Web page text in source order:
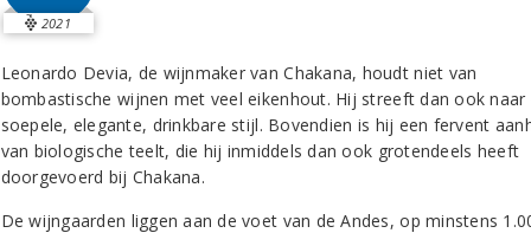
2021
Leonardo Devia, de wijnmaker van Chakana, houdt niet van
bombastische wijnen met veel eikenhout. Hij streeft dan ook naar
soepele, elegante, drinkbare stijl. Bovendien is hij een fervent
van biologische teelt, die hij inmiddels dan ook grotendeels heeft
doorgevoerd bij Chakana.
De wijngaarden liggen aan de voet van de Andes, op minstens